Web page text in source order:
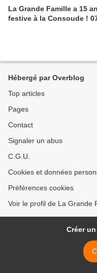
La Grande Famille a 15
festive à la Consoude !
Hébergé par Overblog
Top articles
Pages
Contact
Signaler un abus
C.G.U.
Cookies et données
Préférences cookies
Voir le profil de La Grande
Créer